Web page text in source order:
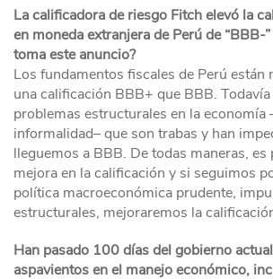
La calificadora de riesgo Fitch elevó la
en moneda extranjera de Perú de “BBB-”
toma este anuncio?
Los fundamentos fiscales de Perú están
una calificación BBB+ que BBB.
problemas estructurales en la economía
informalidad– que son trabas y han
lleguemos a BBB. De todas maneras, es
mejora en la calificación y si seguimos
política macroeconómica prudente,
estructurales, mejoraremos la
Han pasado 100 días del gobierno
aspavientos en el manejo económico,